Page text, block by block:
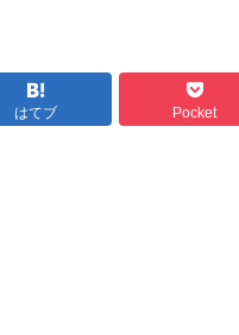
はてブ Pocket